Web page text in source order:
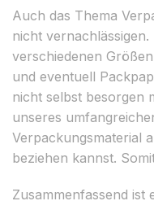
Auch das Thema
nicht
verschiedenen
und eventuell
nicht selbst besorgen
unseres
Verpackungsmaterial
beziehen kannst.
Zusammenfassend ist